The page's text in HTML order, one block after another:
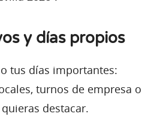
y días propios
tus días importantes:
turnos de empresa o
destacar.